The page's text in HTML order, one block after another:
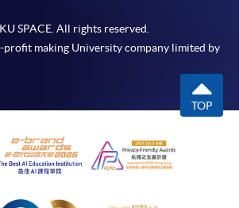
SPACE. All rights reserved.
profit making University company limited by
TOP